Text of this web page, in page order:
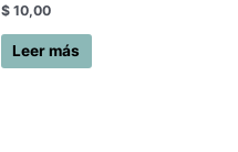
$ 10,00
Leer más